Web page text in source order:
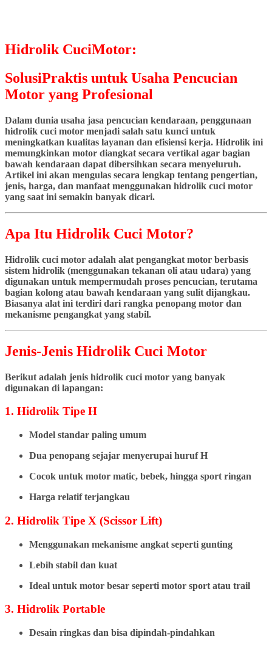
Hidrolik CuciMotor:
SolusiPraktis untuk Usaha Pencucian
Motor yang Profesional
Dalam dunia usaha jasa pencucian kendaraan, penggunaan
hidrolik cuci motor menjadi salah satu kunci untuk
meningkatkan kualitas layanan dan efisiensi kerja. Hidrolik ini
memungkinkan motor diangkat secara vertikal agar bagian
bawah kendaraan dapat dibersihkan secara menyeluruh.
Artikel ini akan mengulas secara lengkap tentang pengertian,
jenis, harga, dan manfaat menggunakan hidrolik cuci motor
yang saat ini semakin banyak dicari.
Apa Itu Hidrolik Cuci Motor?
Hidrolik cuci motor adalah alat pengangkat motor berbasis
sistem hidrolik (menggunakan tekanan oli atau udara) yang
digunakan untuk mempermudah proses pencucian, terutama
bagian kolong atau bawah kendaraan yang sulit dijangkau.
Biasanya alat ini terdiri dari rangka penopang motor dan
mekanisme pengangkat yang stabil.
Jenis-Jenis Hidrolik Cuci Motor
Berikut adalah jenis hidrolik cuci motor yang banyak
digunakan di lapangan:
1. Hidrolik Tipe H
Model standar paling umum
Dua penopang sejajar menyerupai huruf H
Cocok untuk motor matic, bebek, hingga sport ringan
Harga relatif terjangkau
2. Hidrolik Tipe X (Scissor Lift)
Menggunakan mekanisme angkat seperti gunting
Lebih stabil dan kuat
Ideal untuk motor besar seperti motor sport atau trail
3. Hidrolik Portable
Desain ringkas dan bisa dipindah-pindahkan